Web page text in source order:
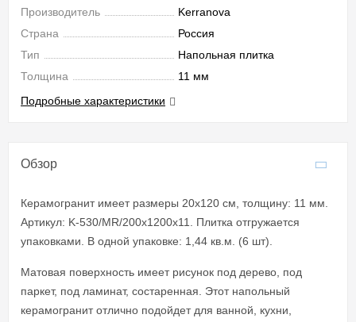
Производитель
Kerranova
Страна
Россия
Тип
Напольная плитка
Толщина
11 мм
Подробные характеристики
Обзор
Керамогранит имеет размеры 20x120 см, толщину: 11 мм.
Артикул: K-530/MR/200x1200x11. Плитка отгружается
упаковками. В одной упаковке: 1,44 кв.м. (6 шт).
Матовая поверхность имеет рисунок под дерево, под
паркет, под ламинат, состаренная. Этот напольный
керамогранит отлично подойдет для ванной, кухни,